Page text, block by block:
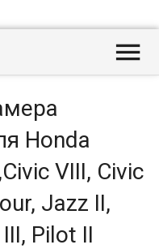

Honda
VIII, Civic
Jazz II,
Pilot II